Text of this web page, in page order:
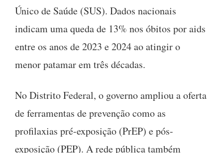
Único de Saúde (SUS). Dados nacionais
indicam uma queda de 13% nos óbitos por aids
entre os anos de 2023 e 2024 ao atingir o
menor patamar em três décadas.
No Distrito Federal, o governo ampliou a oferta
de ferramentas de prevenção como as
profilaxias pré-exposição (PrEP) e pós-
exposição (PEP). A rede pública também